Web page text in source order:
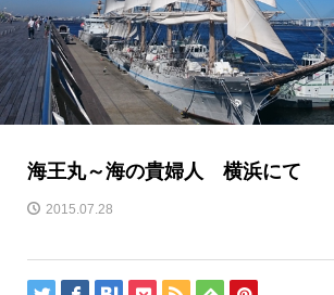
海王丸～海の貴婦人 横浜にて
2015.07.28